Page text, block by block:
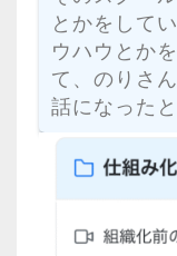
とかをして
ウハウとか
て、のりさ
話になった